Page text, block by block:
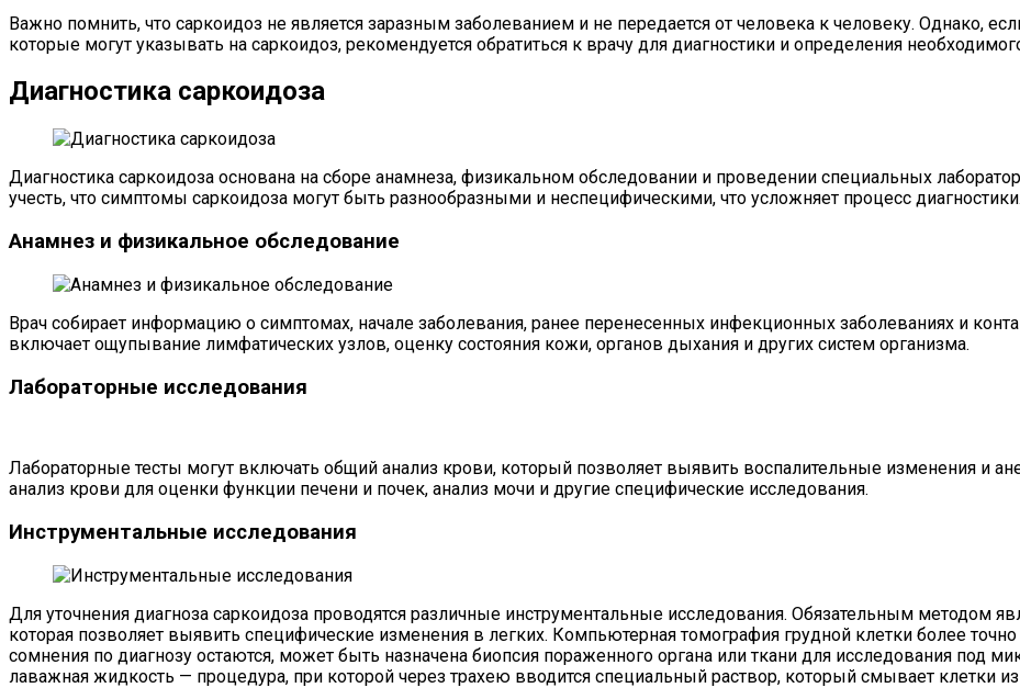
Важно помнить, что саркоидоз не является заразным заболеванием и не передается от человека к человеку. Однако,
которые могут указывать на саркоидоз, рекомендуется обратиться к врачу для диагностики и определения
Диагностика саркоидоза
Диагностика саркоидоза основана на сборе анамнеза, физикальном обследовании и проведении специальных
учесть, что симптомы саркоидоза могут быть разнообразными и неспецифическими, что усложняет процесс диагностики.
Анамнез и физикальное обследование
Врач собирает информацию о симптомах, начале заболевания, ранее перенесенных инфекционных заболеваниях и
включает ощупывание лимфатических узлов, оценку состояния кожи, органов дыхания и других систем организма.
Лабораторные исследования
Лабораторные тесты могут включать общий анализ крови, который позволяет выявить воспалительные изменения и
анализ крови для оценки функции печени и почек, анализ мочи и другие специфические исследования.
Инструментальные исследования
Для уточнения диагноза саркоидоза проводятся различные инструментальные исследования. Обязательным методом
которая позволяет выявить специфические изменения в легких. Компьютерная томография грудной клетки более
сомнения по диагнозу остаются, может быть назначена биопсия пораженного органа или ткани для исследования под
лаважная жидкость — процедура, при которой через трахею вводится специальный раствор, который смывает клетки